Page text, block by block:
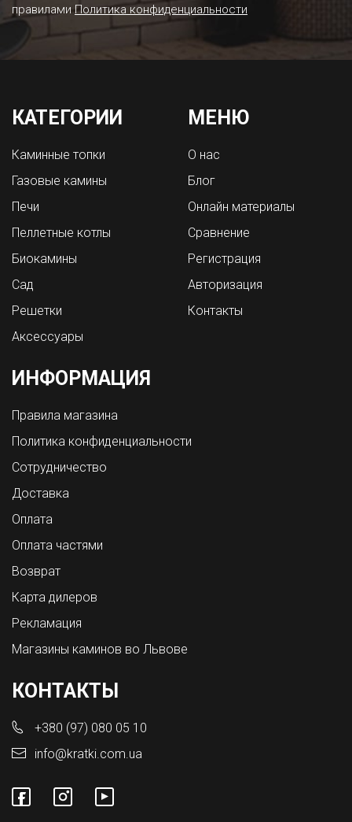
правиламиПолитика конфиденциальности
КАТЕГОРИИ
Каминные топки
Газовые камины
Печи
Пеллетные котлы
Биокамины
Сад
Решетки
Аксессуары
МЕНЮ
О нас
Блог
Онлайн материалы
Сравнение
Регистрация
Авторизация
Контакты
ИНФОРМАЦИЯ
Правила магазина
Политика конфиденциальности
Сотрудничество
Доставка
Оплата
Оплата частями
Возврат
Карта дилеров
Рекламация
Магазины каминов во Львове
КОНТАКТЫ
+380 (97) 080 05 10
info@kratki.com.ua